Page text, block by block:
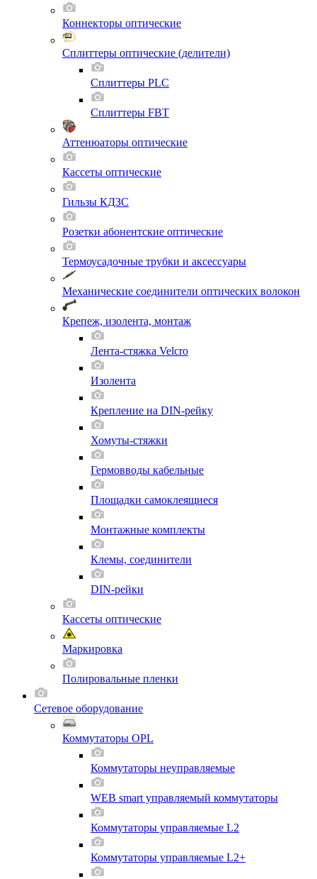
Коннекторы оптические
Сплиттеры оптические (делители)
Сплиттеры PLC
Сплиттеры FBT
Аттенюаторы оптические
Кассеты оптические
Гильзы КДЗС
Розетки абонентские оптические
Термоусадочные трубки и аксессуары
Механические соединители оптических волокон
Крепеж, изолента, монтаж
Лента-стяжка Velcro
Изолента
Крепление на DIN-рейку
Хомуты-стяжки
Гермовводы кабельные
Площадки самоклеящиеся
Монтажные комплекты
Клемы, соединители
DIN-рейки
Кассеты оптические
Маркировка
Полировальные пленки
Сетевое оборудование
Коммутаторы OPL
Коммутаторы неуправляемые
WEB smart управляемый коммутаторы
Коммутаторы управляемые L2
Коммутаторы управляемые L2+